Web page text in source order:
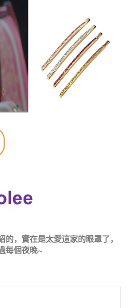
，實在是太愛這家的眼罩了，
每個夜晚~